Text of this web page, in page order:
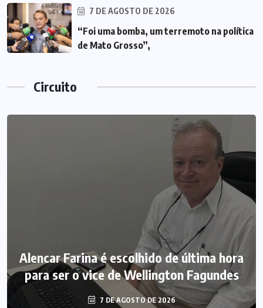
7 DE AGOSTO DE 2026
“Foi uma bomba, um terremoto na política
de Mato Grosso”,
Circuito
Alencar Farina é escolhido de última hora
para ser o vice de Wellington Fagundes
7 DE AGOSTO DE 2026